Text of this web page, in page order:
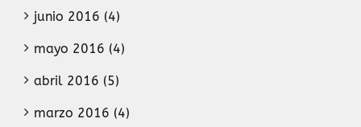
junio 2016 (4)
mayo 2016 (4)
abril 2016 (5)
marzo 2016 (4)